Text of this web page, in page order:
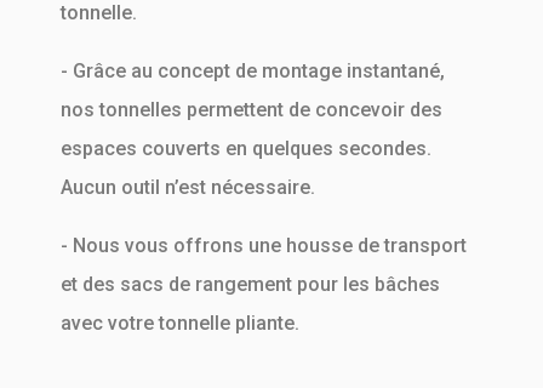
tonnelle.
- Grâce au concept de montage instantané,
nos tonnelles permettent de concevoir des
espaces couverts en quelques secondes.
Aucun outil n’est nécessaire.
- Nous vous offrons une housse de transport
et des sacs de rangement pour les bâches
avec votre tonnelle pliante.